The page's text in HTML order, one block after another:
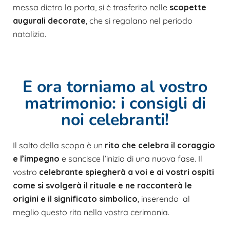
messa dietro la porta, si è trasferito nelle scopette
augurali decorate , che si regalano nel periodo
natalizio.
E ora torniamo al vostro
matrimonio: i consigli di
noi celebranti!
Il salto della scopa è un rito che celebra il coraggio
e l’impegno e sancisce l’inizio di una nuova fase. Il
vostro celebrante spiegherà a voi e ai vostri ospiti
come si svolgerà il rituale e ne racconterà le
origini e il significato simbolico , inserendo al
meglio questo rito nella vostra cerimonia.